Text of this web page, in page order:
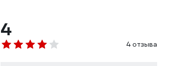
4
4 отзыва